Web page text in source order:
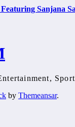
Sanjana
by Themeansar.